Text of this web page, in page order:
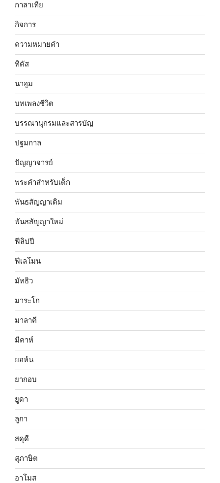
กาลาเทีย
กิจการ
ความหมายคำ
ทิตัส
นาฮูม
บทเพลงชีวิต
บรรณานุกรมและสารบัญ
ปฐมกาล
ปัญญาจารย์
พระคำสำหรับเด็ก
พันธสัญญาเดิม
พันธสัญญาใหม่
ฟีลิปปี
ฟีเลโมน
มัทธิว
มาระโก
มาลาคี
มีคาห์
ยอห์น
ยากอบ
ยูดา
ลูกา
สดุดี
สุภาษิต
อาโมส